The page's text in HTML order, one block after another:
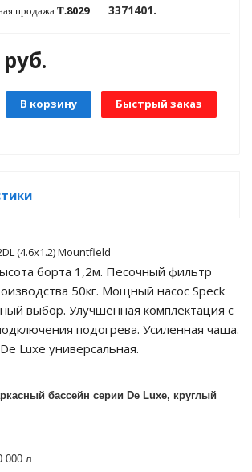
продажа.T.8029 3371401.
руб.
В корзину Быстрый заказ
(4.6х1.2) Mountfield
борта 1,2м. Песочный фильтр
50кг. Мощный насос Speck
выбор. Улучшенная комплектация с
подогрева. Усиленная чаша.
Luxe универсальная.
бассейн серии De Luxe, круглый
000 л.